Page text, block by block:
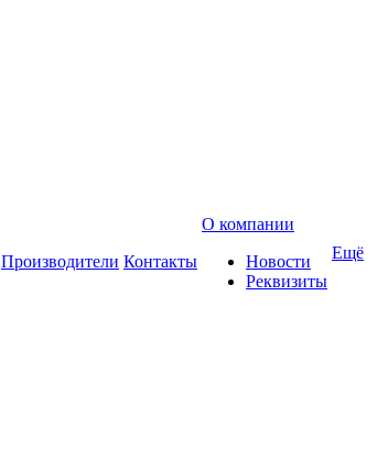
Производители Контакты
О компании
Новости
Реквизиты
Ещё